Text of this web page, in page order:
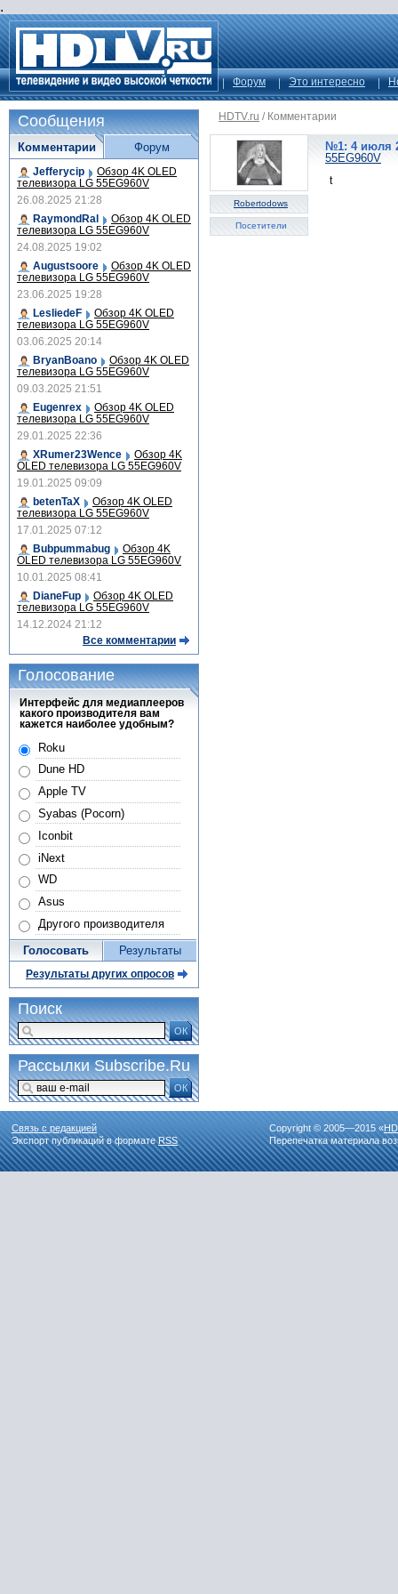
.
Форум Это интересно
HDTV.ru / Комментарии
Robertodows
Посетители
№1: 4 июля
55EG960V
t
Сообщения
Комментарии
Jefferycip Обзор 4K OLED
телевизора LG 55EG960V
26.08.2025 21:28
RaymondRal
Обзор 4K OLED
телевизора LG 55EG960V
24.08.2025 19:02
Augustsoore
Обзор 4K OLED
телевизора LG 55EG960V
23.06.2025 19:28
LesliedeF
Обзор 4K OLED
телевизора LG 55EG960V
03.06.2025 20:14
BryanBoano
Обзор 4K OLED
телевизора LG 55EG960V
09.03.2025 21:51
Eugenrex
Обзор 4K OLED
телевизора LG 55EG960V
29.01.2025 22:36
XRumer23Wence
Обзор 4K
OLED телевизора LG 55EG960V
19.01.2025 09:09
betenTaX
Обзор 4K OLED
телевизора LG 55EG960V
17.01.2025 07:12
Bubpummabug
Обзор 4K
OLED телевизора LG 55EG960V
10.01.2025 08:41
DianeFup
Обзор 4K OLED
телевизора LG 55EG960V
14.12.2024 21:12
Все комментарии
Форум
Голосование
Интерфейс для медиаплееров
какого производителя вам
кажется наиболее удобным?
Roku
Dune HD
Apple TV
Syabas (Pocorn)
Iconbit
iNext
WD
Asus
Другого производителя
Голосовать Результаты
Результаты других опросов
Поиск
ОК
Рассылки Subscribe.Ru
ОК
Связь с редакцией
Экспорт публикаций в форматеRSS
Copyright © 2005—2015 «
Перепечатка материала